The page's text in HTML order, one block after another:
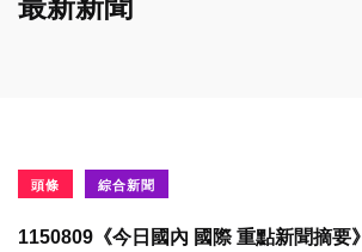
最新新聞
頭條 綜合新聞
1150809《今日國內 國際 重點新聞摘要》